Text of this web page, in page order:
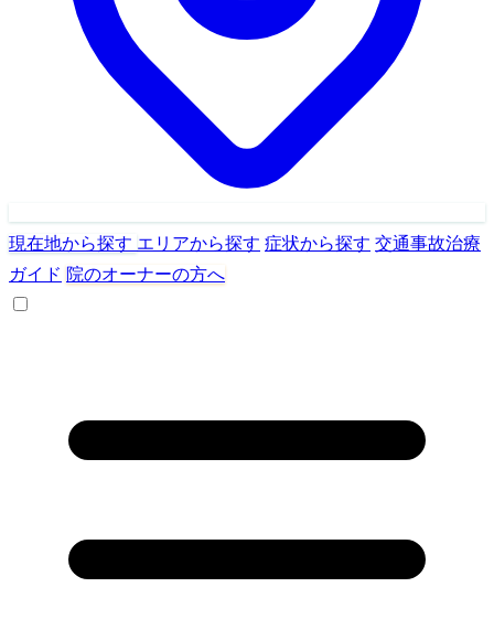
現在地から探す エリアから探す 症状から探す 交通事故治療
ガイド 院のオーナーの方へ